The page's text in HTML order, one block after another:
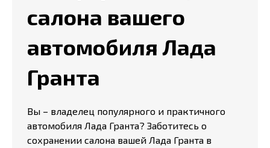
салона вашего
автомобиля Лада
Гранта
Вы – владелец популярного и практичного
автомобиля Лада Гранта? Заботитесь о
сохранении салона вашей Лада Гранта в